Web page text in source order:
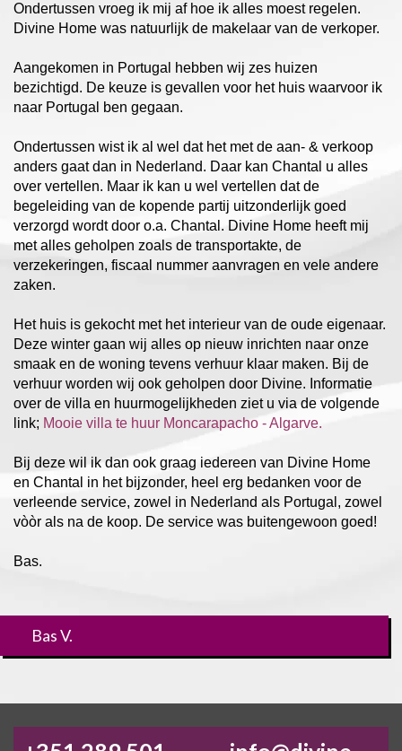
Ondertussen vroeg ik mij af hoe ik alles moest regelen.
Divine Home was natuurlijk de makelaar van de verkoper.
Aangekomen in Portugal hebben wij zes huizen
bezichtigd. De keuze is gevallen voor het huis waarvoor ik
naar Portugal ben gegaan.
Ondertussen wist ik al wel dat het met de aan- & verkoop
anders gaat dan in Nederland. Daar kan Chantal u alles
over vertellen. Maar ik kan u wel vertellen dat de
begeleiding van de kopende partij uitzonderlijk goed
verzorgd wordt door o.a. Chantal. Divine Home heeft mij
met alles geholpen zoals de transportakte, de
verzekeringen, fiscaal nummer aanvragen en vele andere
zaken.
Het huis is gekocht met het interieur van de oude eigenaar.
Deze winter gaan wij alles op nieuw inrichten naar onze
smaak en de woning tevens verhuur klaar maken. Bij de
verhuur worden wij ook geholpen door Divine. Informatie
over de villa en huurmogelijkheden ziet u via de volgende
link; Mooie villa te huur Moncarapacho - Algarve.
Bij deze wil ik dan ook graag iedereen van Divine Home
en Chantal in het bijzonder, heel erg bedanken voor de
verleende service, zowel in Nederland als Portugal, zowel
vòòr als na de koop. De service was buitengewoon goed!
Bas.
Bas V.